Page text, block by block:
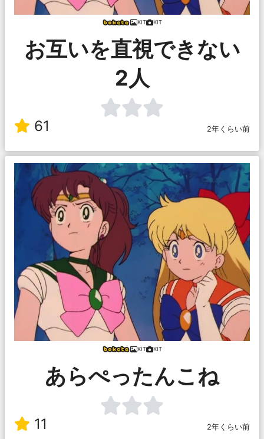
KIT KIT
お互いを直視できない
2人
61 2年くらい前
KIT KIT
あらぺったんこね
11 2年くらい前